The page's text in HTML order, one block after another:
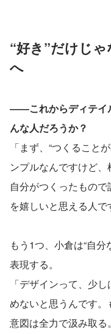
“好き”だけじ
へ
――これからディテイ
んな人だろうか？
「まず、“つくること
ンプルなんですけど、
自分がつくったもの
を嬉しいと思える人で
もう1つ、小倉は“自
表現する。
「デザインって、少
めないと思うんです
意図は全力で汲み取る